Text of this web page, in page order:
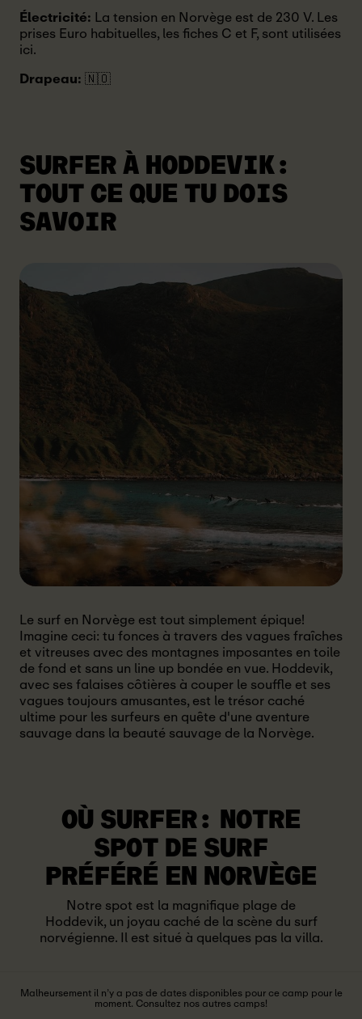
Malheursement il n’y a pas de dates disponibles pour ce camp pour le
moment. Consultez nos autres camps!
Électricité: La tension en Norvège est de 230 V. Les
prises Euro habituelles, les fiches C et F, sont utilisées
ici.
Drapeau:🇳🇴
SURFER À HODDEVIK:
TOUT CE QUE TU DOIS
SAVOIR
Le surf en Norvège est tout simplement épique!
Imagine ceci: tu fonces à travers des vagues fraîches
et vitreuses avec des montagnes imposantes en toile
de fond et sans un line up bondée en vue. Hoddevik,
avec ses falaises côtières à couper le souffle et ses
vagues toujours amusantes, est le trésor caché
ultime pour les surfeurs en quête d'une aventure
sauvage dans la beauté sauvage de la Norvège.
OÙ SURFER: NOTRE
SPOT DE SURF
PRÉFÉRÉ EN NORVÈGE
Notre spot est la magnifique plage de
Hoddevik, un joyau caché de la scène du surf
norvégienne. Il est situé à quelques pas la villa.